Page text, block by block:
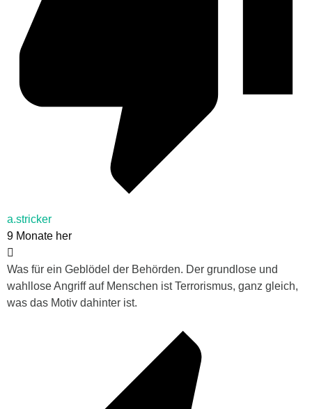
a.stricker
9 Monate her
Was für ein Geblödel der Behörden. Der grundlose und
wahllose Angriff auf Menschen ist Terrorismus, ganz gleich,
was das Motiv dahinter ist.